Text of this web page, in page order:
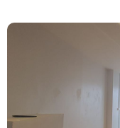
Vous pouvez
informations sur les
disponibles sur le site